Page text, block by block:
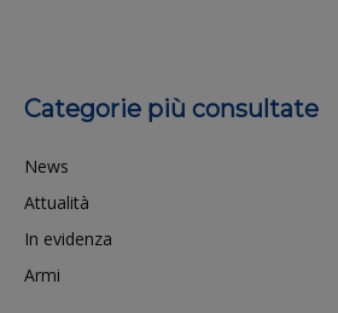
Categorie più consultate
News
Attualità
In evidenza
Armi